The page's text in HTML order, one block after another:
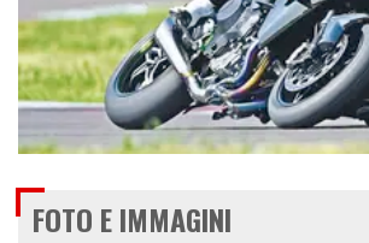
€ 50.000
FOTO E IMMAGINI